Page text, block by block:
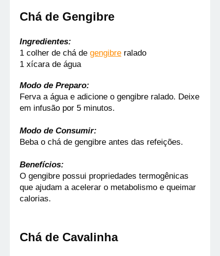
Chá de Gengibre
Ingredientes:
1 colher de chá de gengibre ralado
1 xícara de água
Modo de Preparo:
Ferva a água e adicione o gengibre ralado. Deixe
em infusão por 5 minutos.
Modo de Consumir:
Beba o chá de gengibre antes das refeições.
Benefícios:
O gengibre possui propriedades termogênicas
que ajudam a acelerar o metabolismo e queimar
calorias.
Chá de Cavalinha